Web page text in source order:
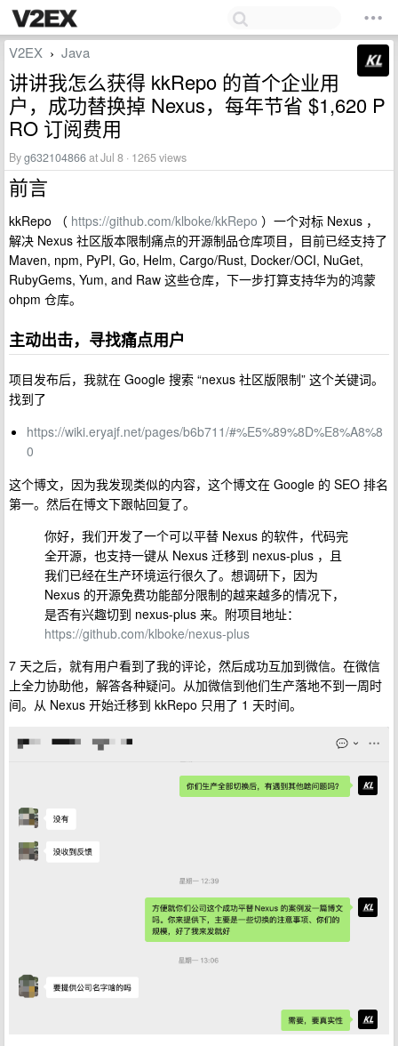
V2EX › Java
讲讲我怎么获得 kkRepo 的首个企业用
户，成功替换掉 Nexus，每年节省 $1,620 P
RO 订阅费用
Byg632104866at Jul 8 · 1265 views
前言
kkRepo （ https://github.com/klboke/kkRepo ）一个对标 Nexus ，
解决 Nexus 社区版本限制痛点的开源制品仓库项目，目前已经支持了
Maven, npm, PyPI, Go, Helm, Cargo/Rust, Docker/OCI, NuGet,
RubyGems, Yum, and Raw 这些仓库，下一步打算支持华为的鸿蒙
ohpm 仓库。
主动出击，寻找痛点用户
项目发布后，我就在 Google 搜索 “nexus 社区版限制” 这个关键词。
找到了
https://wiki.eryajf.net/pages/b6b711/#%E5%89%8D%E8%A8%8
0
这个博文，因为我发现类似的内容，这个博文在 Google 的 SEO 排名
第一。然后在博文下跟帖回复了。
你好，我们开发了一个可以平替 Nexus 的软件，代码完
全开源，也支持一键从 Nexus 迁移到 nexus-plus ，且
我们已经在生产环境运行很久了。想调研下，因为
Nexus 的开源免费功能部分限制的越来越多的情况下，
是否有兴趣切到 nexus-plus 来。附项目地址：
https://github.com/klboke/nexus-plus
7 天之后，就有用户看到了我的评论，然后成功互加到微信。在微信
上全力协助他，解答各种疑问。从加微信到他们生产落地不到一周时
间。从 Nexus 开始迁移到 kkRepo 只用了 1 天时间。